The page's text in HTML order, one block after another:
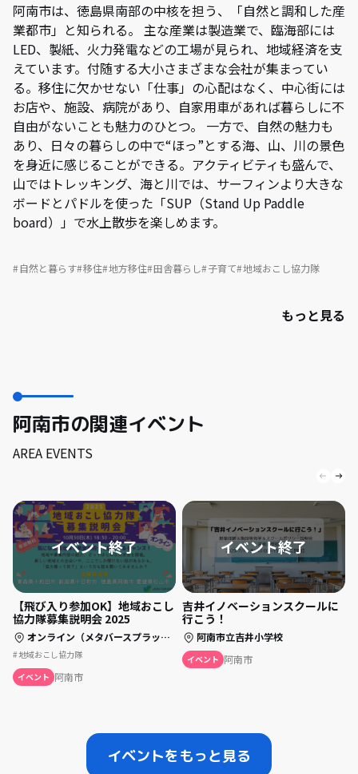
阿南市は、徳島県南部の中核を担う、「自然と調和した産
業都市」と知られる。 主な産業は製造業で、臨海部には
LED、製紙、火力発電などの工場が見られ、地域経済を支
えています。付随する大小さまざまな会社が集まってい
る。移住に欠かせない「仕事」の心配はなく、中心街には
お店や、施設、病院があり、自家用車があれば暮らしに不
自由がないことも魅力のひとつ。 一方で、自然の魅力も
あり、日々の暮らしの中で“ほっ”とする海、山、川の景色
を身近に感じることができる。アクティビティも盛んで、
山ではトレッキング、海と川では、サーフィンより大きな
ボードとパドルを使った「SUP（Stand Up Paddle
board）」で水上散歩を楽しめます。
自然と暮らす 移住 地方移住 田舎暮らし 子育て 地域おこし協力隊
もっと見る
阿南市の関連イベント
AREA EVENTS
【飛び入り参加OK】地域おこし
協力隊募集説明会 2025
オンライン（メタバースプラットフォーム「Cluster」）
地域おこし協力隊
イベント 阿南市
吉井イノベーションスクールに
行こう！
阿南市立吉井小学校
イベント 阿南市
イベントをもっと見る